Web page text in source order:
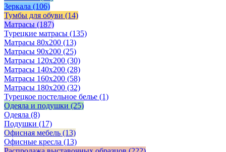
Зеркала (106)
Тумбы для обуви (14)
Матрасы (187)
Турецкие матрасы (135)
Матрасы 80x200 (13)
Матрасы 90х200 (25)
Матрасы 120х200 (30)
Матрасы 140х200 (28)
Матрасы 160х200 (58)
Матрасы 180х200 (32)
Турецкое постельное белье (1)
Одеяла и подушки (25)
Одеяла (8)
Подушки (17)
Офисная мебель (13)
Офисные кресла (13)